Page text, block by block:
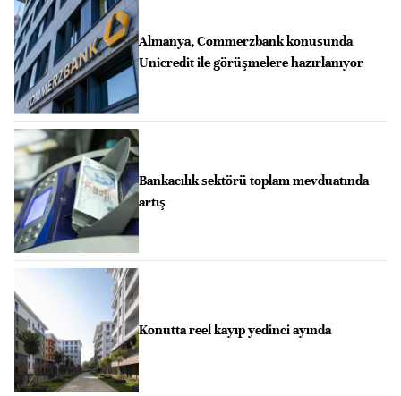
Almanya, Commerzbank konusunda
Unicredit ile görüşmelere hazırlanıyor
Bankacılık sektörü toplam mevduatında
artış
Konutta reel kayıp yedinci ayında